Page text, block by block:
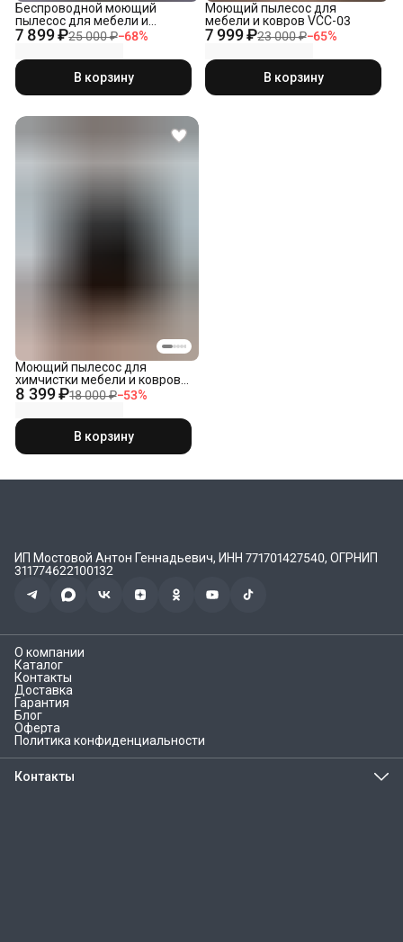
7 899 ₽25 000 ₽−68%
Беспроводной моющий
пылесос для мебели и
ковров BP-01
В корзину
7 999 ₽23 000 ₽−65%
Моющий пылесос для
мебели и ковров VCC-03
В корзину
8 399 ₽18 000 ₽−53%
Моющий пылесос для
химчистки мебели и ковров
VCC-02
В корзину
ИП Мостовой Антон Геннадьевич, ИНН 771701427540, ОГРНИП
311774622100132
О компании
Каталог
Контакты
Доставка
Гарантия
Блог
Оферта
Политика конфиденциальности
Контакты